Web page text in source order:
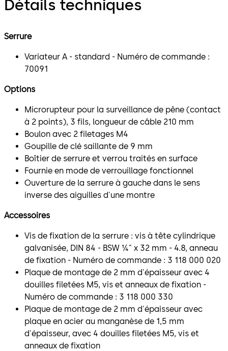
Détails techniques
Serrure
Variateur A - standard - Numéro de commande :
70091
Options
Microrupteur pour la surveillance de pêne (contact
à 2 points), 3 fils, longueur de câble 210 mm
Boulon avec 2 filetages M4
Goupille de clé saillante de 9 mm
Boîtier de serrure et verrou traités en surface
Fournie en mode de verrouillage fonctionnel
Ouverture de la serrure à gauche dans le sens
inverse des aiguilles d'une montre
Accessoires
Vis de fixation de la serrure : vis à tête cylindrique
galvanisée, DIN 84 - BSW ¼" x 32 mm - 4.8, anneau
de fixation - Numéro de commande : 3 118 000 020
Plaque de montage de 2 mm d'épaisseur avec 4
douilles filetées M5, vis et anneaux de fixation -
Numéro de commande : 3 118 000 330
Plaque de montage de 2 mm d'épaisseur avec
plaque en acier au manganèse de 1,5 mm
d'épaisseur, avec 4 douilles filetées M5, vis et
anneaux de fixation